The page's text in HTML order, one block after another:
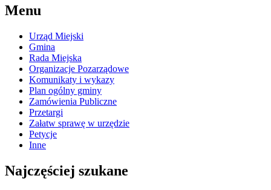
Menu
Urząd Miejski
Gmina
Rada Miejska
Organizacje Pozarządowe
Komunikaty i wykazy
Plan ogólny gminy
Zamówienia Publiczne
Przetargi
Załatw sprawę w urzędzie
Petycje
Inne
Najczęściej szukane